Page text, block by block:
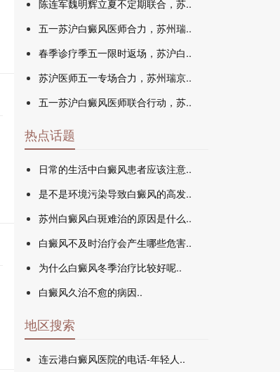
陈连军魏明辉立夏不定期联合，苏..
五一苏沪白癜风医师合力，苏州瑞..
春季诊疗季五一限时返场，苏沪白..
苏沪医师五一专场合力，苏州瑞京..
五一苏沪白癜风医师联合行动，苏..
热点话题
日常的生活中白癜风患者应该注意..
是不是环境污染导致白癜风的高发..
苏州白癜风白斑难治的原因是什么..
白癜风不及时治疗会产生哪些危害..
为什么白癜风冬季治疗比较好呢..
白癜风久治不愈的病因..
地区搜索
连云港白癜风医院的电话-年轻人..